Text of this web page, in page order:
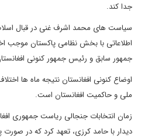
جدا کند.
سیاست های محمد اشرف غنی در قبال اسلام
اطلاعاتی با بخش نظامی پاکستان موجب
جمهور سابق و رئیس جمهور کنونی
اوضاع کنونی افغانستان نتیجه ماه ها
ملی و حاکمیت افغانستان است.
زمان انتخابات جنجالی ریاست جمهوری
دیدار با حامد کرزی، تعهد کرد که در صورت